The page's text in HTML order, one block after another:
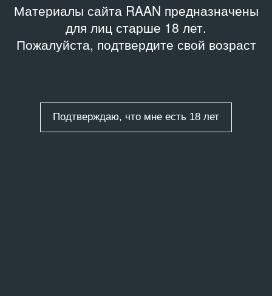
Материалы сайта RAAN предназначены
для лиц старше 18 лет.
Пожалуйста, подтвердите свой возраст
Подтверждаю, что мне есть 18 лет